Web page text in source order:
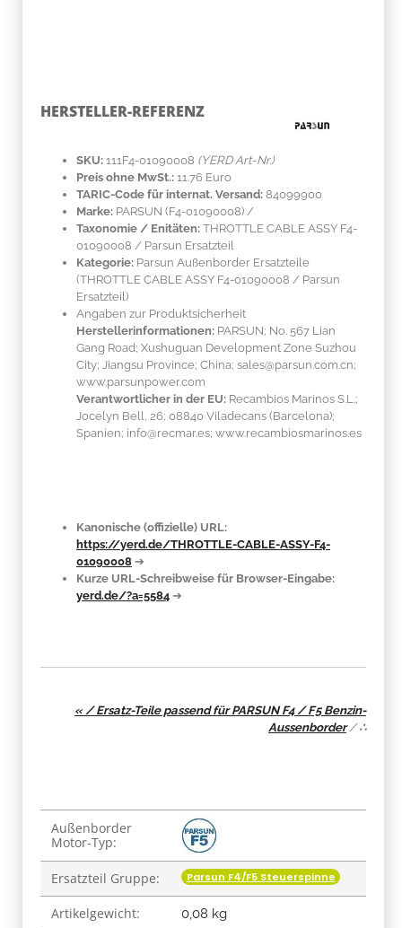
HERSTELLER-REFERENZ
SKU: 111F4-01090008 (YERD Art-Nr.)
Preis ohne MwSt.: 11.76 Euro
TARIC-Code für internat. Versand: 84099900
Marke: PARSUN (F4-01090008) /
Taxonomie / Enitäten: THROTTLE CABLE ASSY F4-
01090008 / Parsun Ersatzteil
Kategorie: Parsun Außenborder Ersatzteile
(THROTTLE CABLE ASSY F4-01090008 / Parsun
Ersatzteil)
Angaben zur Produktsicherheit
Herstellerinformationen: PARSUN; No. 567 Lian
Gang Road; Xushuguan Development Zone Suzhou
City; Jiangsu Province; China; sales@parsun.com.cn;
www.parsunpower.com
Verantwortlicher in der EU: Recambios Marinos S.L.;
Jocelyn Bell, 26; 08840 Viladecans (Barcelona);
Spanien; info@recmar.es; www.recambiosmarinos.es
Kanonische (offizielle) URL:
https://yerd.de/THROTTLE-CABLE-ASSY-F4-
01090008 ➔
Kurze URL-Schreibweise für Browser-Eingabe:
yerd.de/?a=5584 ➔
« / Ersatz-Teile passend für PARSUN F4 / F5 Benzin-
Aussenborder/∴
Produkteigenschaft
Wert
Außenborder
Motor-Typ:
Ersatzteil Gruppe: Parsun F4/F5 Steuerspinne
Artikelgewicht: 0,08 kg